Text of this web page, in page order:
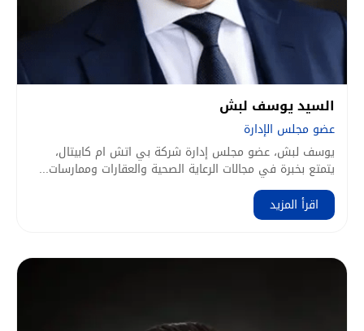
السيد يوسف لبش
عضو مجلس الإدارة
يوسف لبش، عضو مجلس إدارة شركة بي اتش ام كابيتال،
يتمتع بخبرة في مجالات الرعاية الصحية والعقارات وممارسات...
اقرأ المزيد